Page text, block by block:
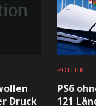
Druck
POLITIK
PS6
121